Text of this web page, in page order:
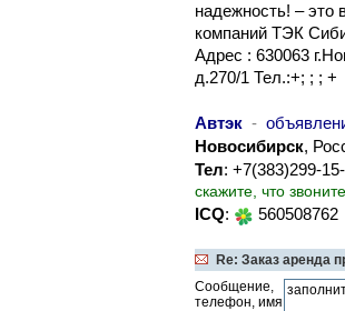
надежность! – это
компаний ТЭК
Адрес : 630063
д.270/1 Тел.:+; ; ; +
Автэк -
Новосибирск,
Тел: +7(383)299-
скажите, что
ICQ: 560508762
Re: Заказ аренда
Сообщение,
телефон, имя